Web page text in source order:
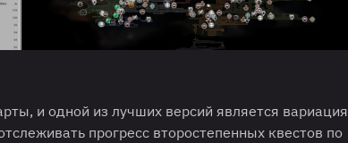
и одной из лучших версий является вариация
прогресс второстепенных квестов по